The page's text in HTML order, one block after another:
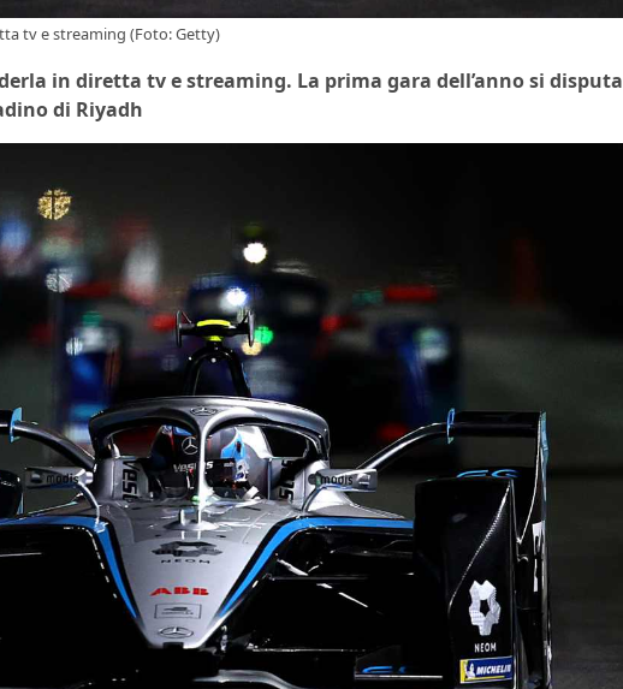
tv e streaming (Foto: Getty)
in diretta tv e streaming. La prima gara dell’anno si disputa
di Riyadh